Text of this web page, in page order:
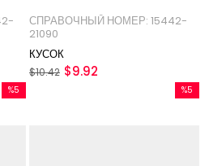
СПРАВОЧНЫЙ НОМЕР: 15442-
21090
КУСОК
$9.92
$10.42
%5
%5